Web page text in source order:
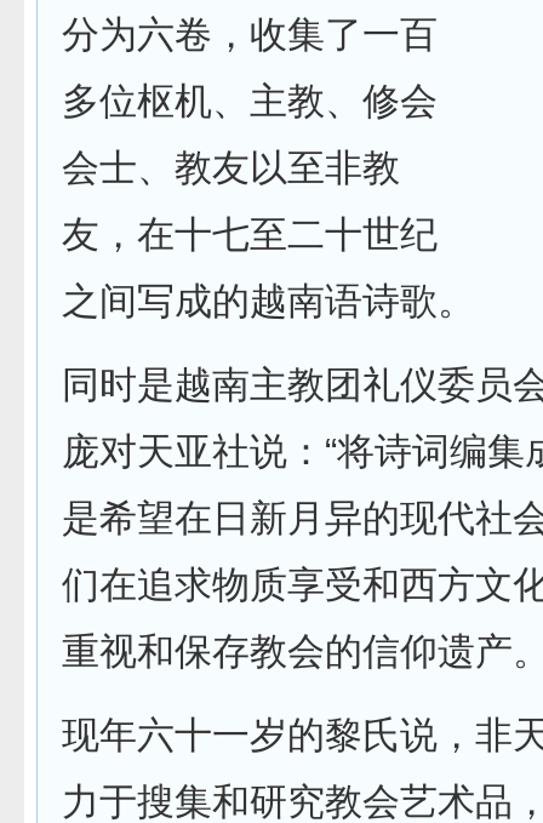
分为六卷，收集了一百
多位枢机、主教、修会
会士、教友以至非教
友，在十七至二十世纪
之间写成的越南语诗歌。
同时是越南主教团礼仪委员
庞对天亚社说：“将诗词编集
是希望在日新月异的现代社
们在追求物质享受和西方文
重视和保存教会的信仰遗产
现年六十一岁的黎氏说，非
力于搜集和研究教会艺术品